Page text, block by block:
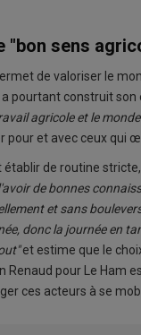
"bon sens
de valoriser le
pourtant construit son
agricole et le
pour et avec ceux qui
de routine
de bonnes
et sans
donc la journée en
et estime que le
Renaud pour Le Ham
ces acteurs à se